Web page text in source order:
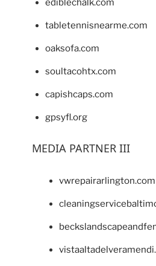
ediblechalk.com
tabletennisnearme.com
oaksofa.com
soultacohtx.com
capishcaps.com
gpsyfl.org
MEDIA PARTNER III
vwrepairarlington.com